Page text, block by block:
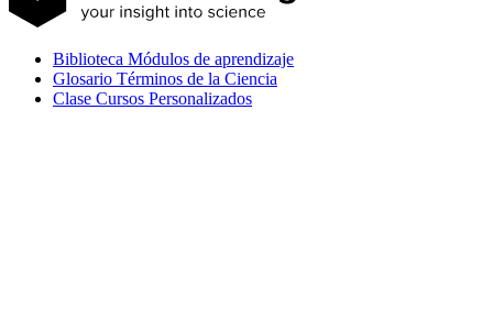
Biblioteca Módulos de aprendizaje
Glosario Términos de la Ciencia
Clase Cursos Personalizados